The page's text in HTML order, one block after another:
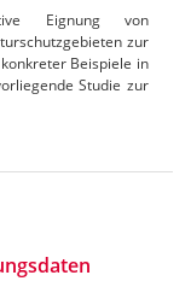
Eignung von
zur
Beispiele in
Studie zur